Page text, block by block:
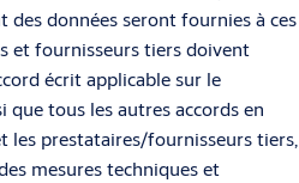
données seront fournies à ces
et fournisseurs tiers doivent
écrit applicable sur le
tous les autres accords en
les prestataires/fournisseurs tiers,
mesures techniques et